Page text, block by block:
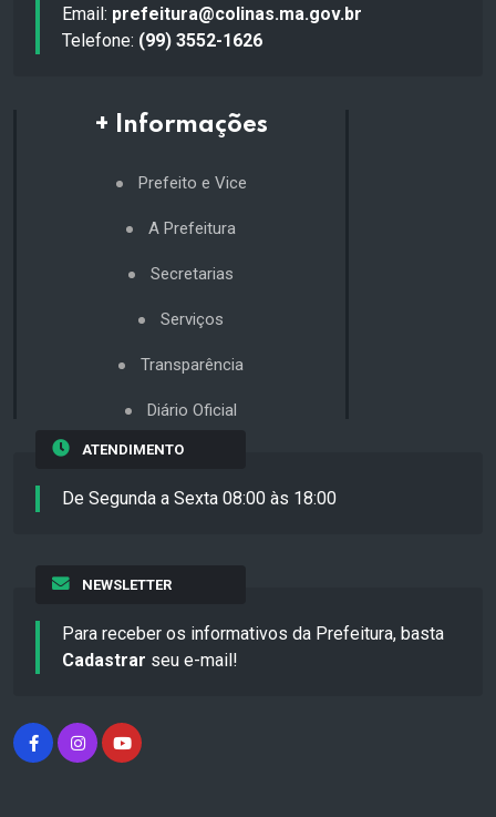
Email: prefeitura@colinas.ma.gov.br
Telefone: (99) 3552-1626
+ Informações
Prefeito e Vice
A Prefeitura
Secretarias
Serviços
Transparência
Diário Oficial
ATENDIMENTO
De Segunda a Sexta 08:00 às 18:00
NEWSLETTER
Para receber os informativos da Prefeitura, basta
Cadastrar seu e-mail!